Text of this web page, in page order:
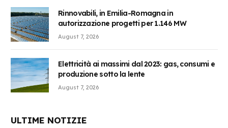
Rinnovabili, in Emilia-Romagna in
autorizzazione progetti per 1.146 MW
August 7, 2026
Elettricità ai massimi dal 2023: gas, consumi e
produzione sotto la lente
August 7, 2026
ULTIME NOTIZIE